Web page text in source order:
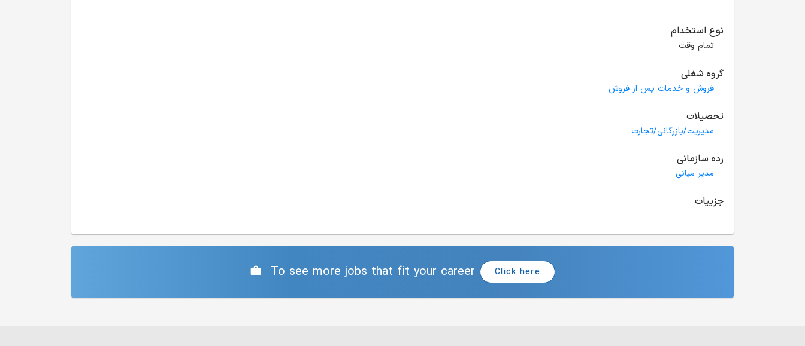
نوع استخدام
تمام وقت
گروه شغلی
فروش و خدمات پس از فروش
تحصیلات
مدیریت/بازرگانی/تجارت
رده سازمانی
مدیر میانی
جزییات
To see more jobs that fit your career Click here